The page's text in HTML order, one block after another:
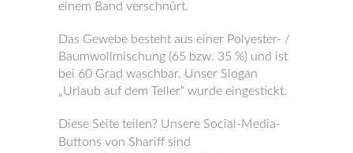
einem Band verschnürt.
Das Gewebe besteht aus einer Polyester- /
Baumwollmischung (65 bzw. 35 %) und ist
bei 60 Grad waschbar. Unser Slogan
„Urlaub auf dem Teller“ wurde eingestickt.
Diese Seite teilen? Unsere Social-Media-
Buttons von Shariff sind